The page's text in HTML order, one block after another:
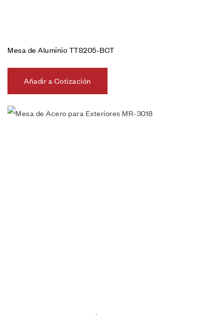
Mesa de Aluminio TTS205-BCT
Añadir a Cotización